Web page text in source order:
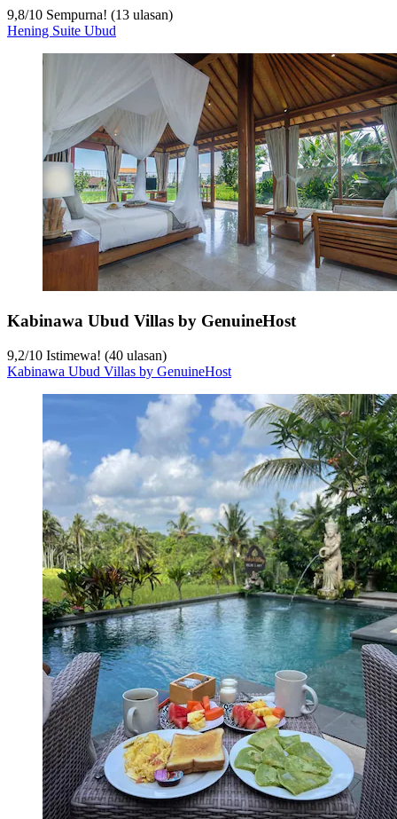
9,8/10 Sempurna! (13 ulasan)
Hening Suite Ubud
Kabinawa Ubud Villas by GenuineHost
9,2/10 Istimewa! (40 ulasan)
Kabinawa Ubud Villas by GenuineHost